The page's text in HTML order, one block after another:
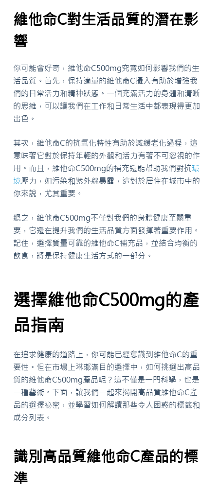
維他命C對生活品質的潛在影
響
你可能會好奇，維他命C500mg究竟如何影響我們的生
活品質。首先，保持適量的維他命C攝入有助於增強我
們的日常活力和精神狀態。一個充滿活力的身體和清晰
的思維，可以讓我們在工作和日常生活中都表現得更加
出色。
其次，維他命C的抗氧化特性有助於減緩老化過程，這
意味著它對於保持年輕的外觀和活力有著不可忽視的作
用。而且，維他命C500mg的補充還能幫助我們對抗環
境壓力，如污染和紫外線暴露，這對於居住在城市中的
你來說，尤其重要。
總之，維他命C500mg不僅對我們的身體健康至關重
要，它還在提升我們的生活品質方面發揮著重要作用。
記住，選擇質量可靠的維他命C補充品，並結合均衡的
飲食，將是保持健康生活方式的一部分。
選擇維他命C500mg的產
品指南
在追求健康的道路上，你可能已經意識到維他命C的重
要性。但在市場上琳瑯滿目的選擇中，如何挑選出高品
質的維他命C500mg產品呢？這不僅是一門科學，也是
一種藝術。下面，讓我們一起來揭開高品質維他命C產
品的選擇祕密，並學習如何解讀那些令人困惑的標籤和
成分列表。
識別高品質維他命C產品的標
準